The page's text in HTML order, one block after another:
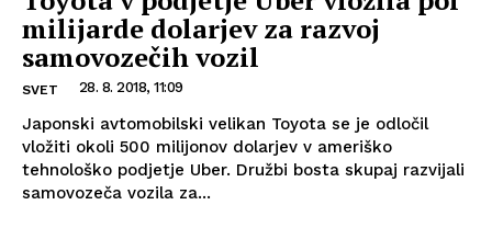
milijarde dolarjev za razvoj
samovozečih vozil
SVET 28. 8. 2018, 11:09
Japonski avtomobilski velikan Toyota se je odločil
vložiti okoli 500 milijonov dolarjev v ameriško
tehnološko podjetje Uber. Družbi bosta skupaj razvijali
samovozeča vozila za...